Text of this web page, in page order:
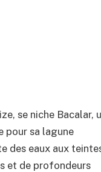
se niche Bacalar,
pour sa lagune
des eaux aux
et de profondeurs